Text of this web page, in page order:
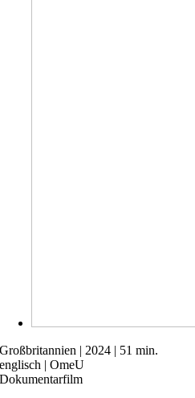
Großbritannien | 2024 | 51 min.
englisch | OmeU
Dokumentarfilm